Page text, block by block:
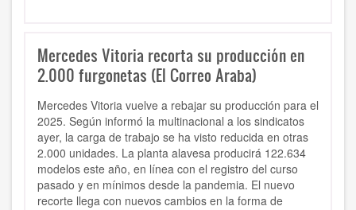
Mercedes Vitoria recorta su producción en
2.000 furgonetas (El Correo Araba)
Mercedes Vitoria vuelve a rebajar su producción para el
2025. Según informó la multinacional a los sindicatos
ayer, la carga de trabajo se ha visto reducida en otras
2.000 unidades. La planta alavesa producirá 122.634
modelos este año, en línea con el registro del curso
pasado y en mínimos desde la pandemia. El nuevo
recorte llega con nuevos cambios en la forma de